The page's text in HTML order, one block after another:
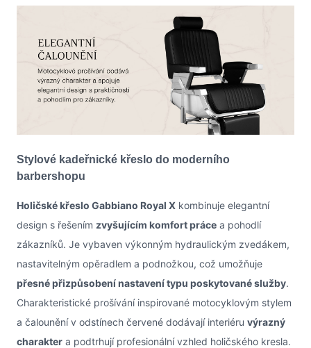
Stylové kadeřnické křeslo do moderního
barbershopu
Holičské křeslo Gabbiano Royal X kombinuje elegantní
design s řešením zvyšujícím komfort práce a pohodlí
zákazníků. Je vybaven výkonným hydraulickým zvedákem,
nastavitelným opěradlem a podnožkou, což umožňuje
přesné přizpůsobení nastavení typu poskytované služby.
Charakteristické prošívání inspirované motocyklovým stylem
a čalounění v odstínech červené dodávají interiéru výrazný
charakter a podtrhují profesionální vzhled holičského kresla.